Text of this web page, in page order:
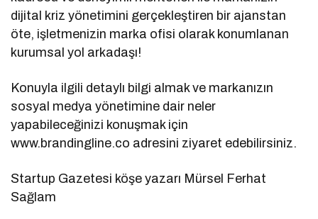
dijital kriz yönetimini gerçekleştiren bir ajanstan
öte, işletmenizin marka ofisi olarak konumlanan
kurumsal yol arkadaşı!
Konuyla ilgili detaylı bilgi almak ve markanızın
sosyal medya yönetimine dair neler
yapabileceğinizi konuşmak için
www.brandingline.co adresini ziyaret edebilirsiniz.
Startup Gazetesi köşe yazarı Mürsel Ferhat
Sağlam